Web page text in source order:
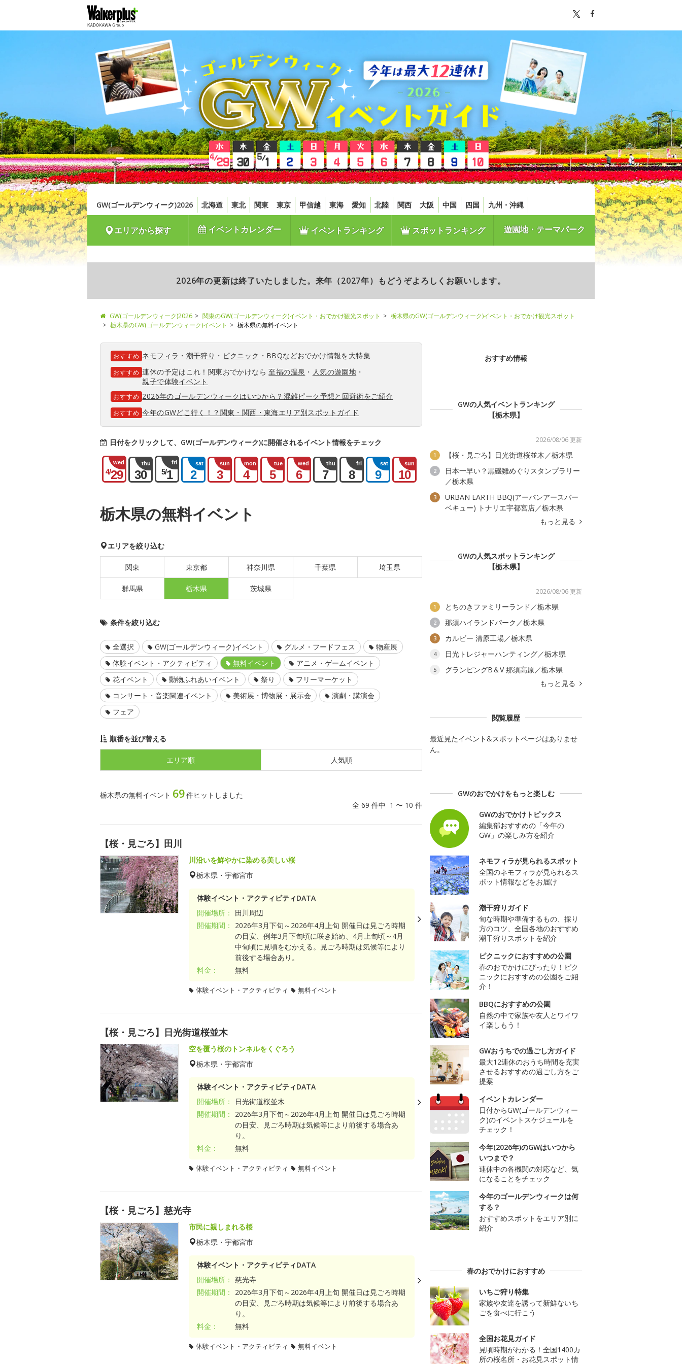
GW(ゴールデンウィーク)2026 北海道 東北 関東 東京 甲信越 東海 愛知 北陸 関西 大阪 中国 四国 九州・沖縄
エリアから探す イベントカレンダー イベントランキング スポットランキング 遊園地・テーマパーク
2026年の更新は終了いたしました。来年（2027年）もどうぞよろしくお願いします。
GW(ゴールデンウィーク)2026 関東のGW(ゴールデンウィーク)イベント・おでかけ観光スポット
栃木県のGW(ゴールデンウィーク)イベント・おでかけ観光スポット
栃木県のGW(ゴールデンウィーク)イベント
栃木県の無料イベント
おすすめ ネモフィラ ・ 潮干狩り ・ ピクニック ・ BBQなどおでかけ情報を大特集
おすすめ 連休の予定はこれ！関東おでかけなら至福の温泉 ・ 人気の遊園地 ・
親子で体験イベント
おすすめ 2026年のゴールデンウィークはいつから？混雑ピーク予想と回避術をご紹介
おすすめ 今年のGWどこ行く！？関東・関西・東海エリア別スポットガイド
日付をクリックして、GW(ゴールデンウィーク)に開催されるイベント情報をチェック
wed
4/29
thu
30
fri
5/1
sat
2
sun
3
mon
4
tue
5
wed
6
thu
7
fri
8
sat
9
sun
10
栃木県の無料イベント
エリアを絞り込む
関東 東京都 神奈川県 千葉県 埼玉県
群馬県 栃木県 茨城県
条件を絞り込む
全選択 GW(ゴールデンウィーク)イベント グルメ・フードフェス
物産展
体験イベント・アクティビティ
無料イベント
アニメ・ゲームイベント
花イベント
動物ふれあいイベント 祭り
フリーマーケット
コンサート・音楽関連イベント
美術展・博物展・展示会
演劇・講演会
フェア
順番を並び替える
エリア順 人気順
栃木県の無料イベント 69件ヒットしました
全 69 件中 1 〜 10 件
【桜・見ごろ】田川
川沿いを鮮やかに染める美しい桜
栃木県・宇都宮市
体験イベント・アクティビティDATA
開催場所：
田川周辺
開催期間：
2026年3月下旬～2026年4月上旬 開催日は見ごろ時期
の目安、例年3月下旬頃に咲き始め、4月上旬頃～4月
中旬頃に見頃をむかえる。見ごろ時期は気候等により
前後する場合あり。
料金：
無料
体験イベント・アクティビティ 無料イベント
【桜・見ごろ】日光街道桜並木
空を覆う桜のトンネルをくぐろう
栃木県・宇都宮市
体験イベント・アクティビティDATA
開催場所：
日光街道桜並木
開催期間：
2026年3月下旬～2026年4月上旬 開催日は見ごろ時期
の目安、見ごろ時期は気候等により前後する場合あ
り。
料金：
無料
体験イベント・アクティビティ 無料イベント
【桜・見ごろ】慈光寺
市民に親しまれる桜
栃木県・宇都宮市
体験イベント・アクティビティDATA
開催場所： 慈光寺
開催期間：
2026年3月下旬～2026年4月上旬 開催日は見ごろ時期
の目安、見ごろ時期は気候等により前後する場合あ
り。
料金：
無料
体験イベント・アクティビティ 無料イベント
おすすめ情報
GWの人気イベントランキング
【栃木県】
2026/08/06 更新
1 【桜・見ごろ】日光街道桜並木／栃木県
2
日本一早い？黒磯雛めぐりスタンプラリー
／栃木県
3
URBAN EARTH BBQ(アーバンアースバー
ベキュー) トナリエ宇都宮店／栃木県
もっと見る
GWの人気スポットランキング
【栃木県】
2026/08/06 更新
1 とちのきファミリーランド／栃木県
2 那須ハイランドパーク／栃木県
3 カルビー 清原工場／栃木県
4 日光トレジャーハンティング／栃木県
5
グランピングB＆V 那須高原／栃木県
もっと見る
閲覧履歴
最近見たイベント&スポットページはありませ
ん。
GWのおでかけをもっと楽しむ
GWのおでかけトピックス
編集部おすすめの「今年の
GW」の楽しみ方を紹介
ネモフィラが見られるスポット
全国のネモフィラが見られるス
ポット情報などをお届け
潮干狩りガイド
旬な時期や準備するもの、採り
方のコツ、全国各地のおすすめ
潮干狩りスポットを紹介
ピクニックにおすすめの公園
春のおでかけにぴったり！ピク
ニックにおすすめの公園をご紹
介！
BBQにおすすめの公園
自然の中で家族や友人とワイワ
イ楽しもう！
GWおうちでの過ごし方ガイド
最大12連休のおうち時間を充実
させるおすすめの過ごし方をご
提案
イベントカレンダー
日付からGW(ゴールデンウィー
ク)のイベントスケジュールを
チェック！
今年(2026年)のGWはいつから
いつまで？
連休中の各機関の対応など、気
になることをチェック
今年のゴールデンウィークは何
する？
おすすめスポットをエリア別に
紹介
春のおでかけにおすすめ
いちご狩り特集
家族や友達を誘って新鮮ないち
ごを食べに行こう
全国お花見ガイド
見頃時期がわかる！全国1400カ
所の桜名所・お花見スポット情